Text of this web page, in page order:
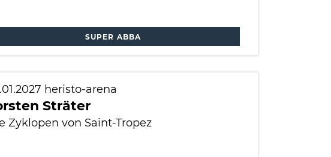
SUPER ABBA
heristo-arena
Sträter
Zyklopen von Saint-Tropez